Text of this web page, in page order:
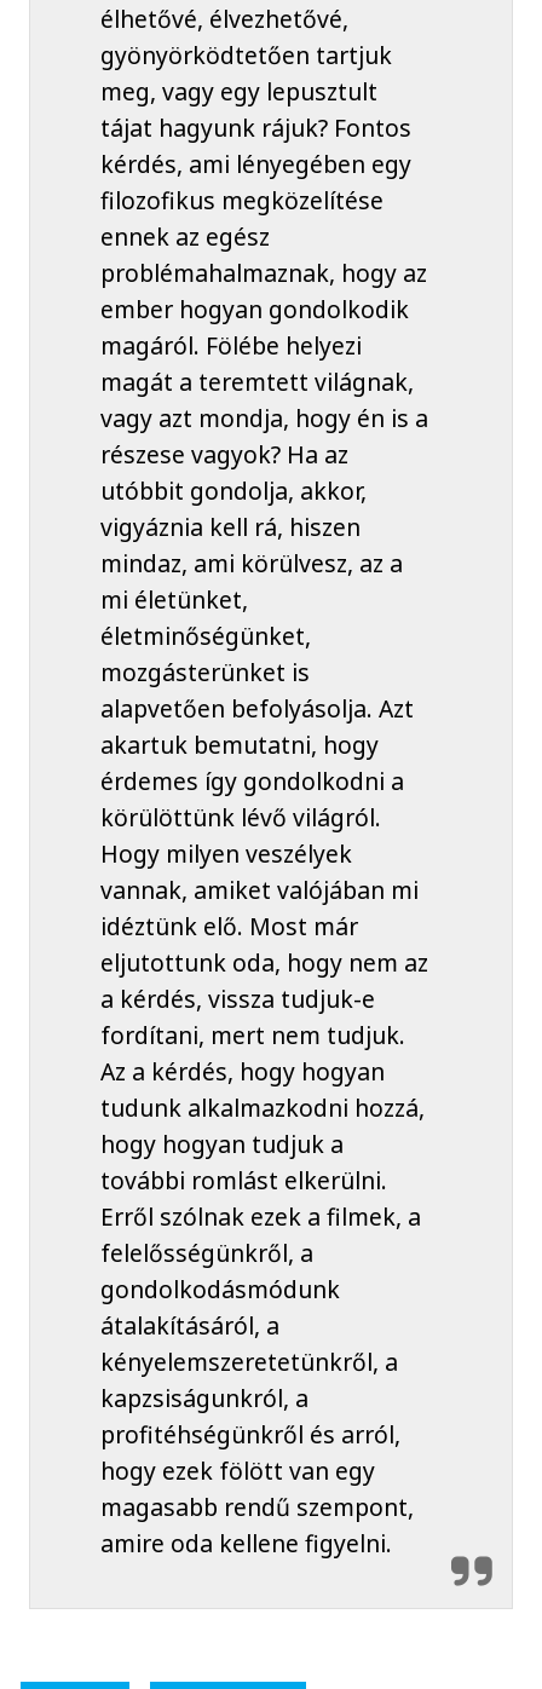
élhetővé, élvezhetővé,
gyönyörködtetően tartjuk
meg, vagy egy lepusztult
tájat hagyunk rájuk? Fontos
kérdés, ami lényegében egy
filozofikus megközelítése
ennek az egész
problémahalmaznak, hogy az
ember hogyan gondolkodik
magáról. Fölébe helyezi
magát a teremtett világnak,
vagy azt mondja, hogy én is a
részese vagyok? Ha az
utóbbit gondolja, akkor,
vigyáznia kell rá, hiszen
mindaz, ami körülvesz, az a
mi életünket,
életminőségünket,
mozgásterünket is
alapvetően befolyásolja. Azt
akartuk bemutatni, hogy
érdemes így gondolkodni a
körülöttünk lévő világról.
Hogy milyen veszélyek
vannak, amiket valójában mi
idéztünk elő. Most már
eljutottunk oda, hogy nem az
a kérdés, vissza tudjuk-e
fordítani, mert nem tudjuk.
Az a kérdés, hogy hogyan
tudunk alkalmazkodni hozzá,
hogy hogyan tudjuk a
további romlást elkerülni.
Erről szólnak ezek a filmek, a
felelősségünkről, a
gondolkodásmódunk
átalakításáról, a
kényelemszeretetünkről, a
kapzsiságunkról, a
profitéhségünkről és arról,
hogy ezek fölött van egy
magasabb rendű szempont,
amire oda kellene figyelni.